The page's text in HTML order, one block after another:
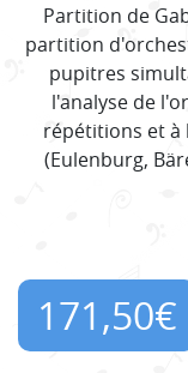
Partition de
partition
pupitres
l'analyse de
répétitions et à
(Eulenburg,
171,50€